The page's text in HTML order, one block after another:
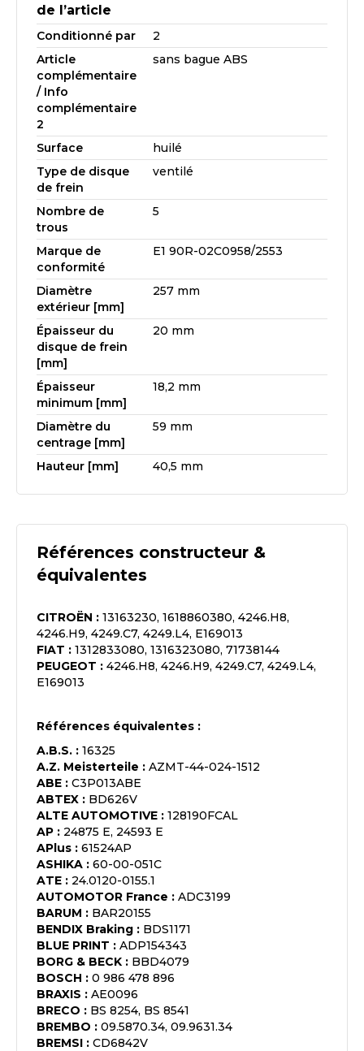
de l’article
Conditionné par
2
Article
complémentaire
/ Info
complémentaire
2
sans bague ABS
Surface
huilé
Type de disque
de frein
ventilé
Nombre de
trous
5
Marque de
conformité
E1 90R-02C0958/2553
Diamètre
extérieur [mm]
257 mm
Épaisseur du
disque de frein
[mm]
20 mm
Épaisseur
minimum [mm]
18,2 mm
Diamètre du
centrage [mm]
59 mm
Hauteur [mm] 40,5 mm
Références constructeur &
équivalentes
CITROËN : 13163230, 1618860380, 4246.H8,
4246.H9, 4249.C7, 4249.L4, E169013
FIAT : 1312833080, 1316323080, 71738144
PEUGEOT : 4246.H8, 4246.H9, 4249.C7, 4249.L4,
E169013
Références équivalentes :
A.B.S. : 16325
A.Z. Meisterteile : AZMT-44-024-1512
ABE : C3P013ABE
ABTEX : BD626V
ALTE AUTOMOTIVE : 128190FCAL
AP : 24875 E, 24593 E
APlus : 61524AP
ASHIKA : 60-00-051C
ATE : 24.0120-0155.1
AUTOMOTOR France : ADC3199
BARUM : BAR20155
BENDIX Braking : BDS1171
BLUE PRINT : ADP154343
BORG & BECK : BBD4079
BOSCH : 0 986 478 896
BRAXIS : AE0096
BRECO : BS 8254, BS 8541
BREMBO : 09.5870.34, 09.9631.34
BREMSI : CD6842V